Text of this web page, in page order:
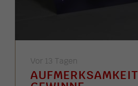
Vor 13 Tagen
AUFMERKSAMKEIT